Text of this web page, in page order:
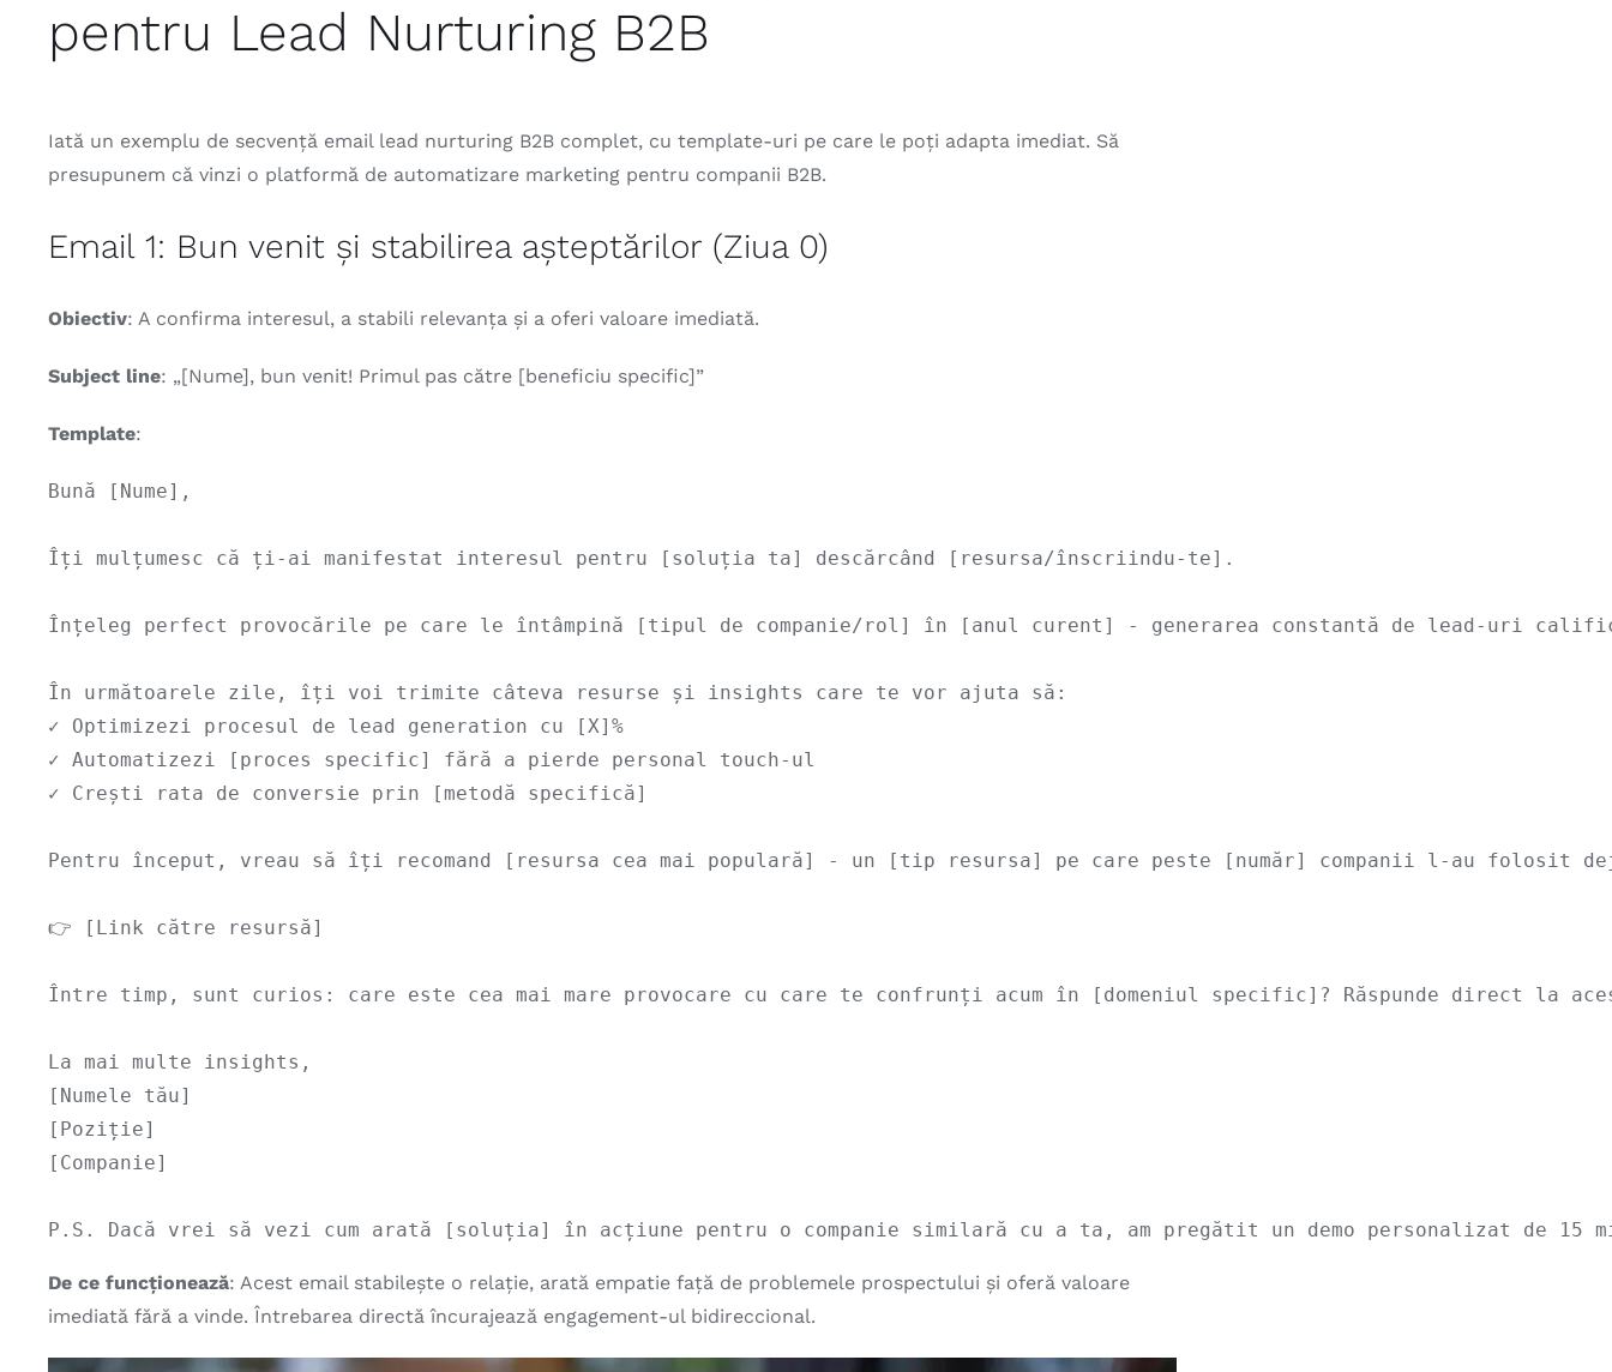
pentru Lead Nurturing B2B
Iată un exemplu de secvență email lead nurturing B2B complet, cu template-uri pe care le poți adapta imediat. Să
presupunem că vinzi o platformă de automatizare marketing pentru companii B2B.
Email 1: Bun venit și stabilirea așteptărilor (Ziua 0)
Obiectiv: A confirma interesul, a stabili relevanța și a oferi valoare imediată.
Subject line: „[Nume], bun venit! Primul pas către [beneficiu specific]”
Template:
Bună [Nume],
Îți mulțumesc că ți-ai manifestat interesul pentru [soluția ta] descărcând [resursa/înscriindu-te].
Înțeleg perfect provocările pe care le întâmpină [tipul de companie/rol] în [anul curent] - generarea constantă de lead-uri
În următoarele zile, îți voi trimite câteva resurse și insights care te vor ajuta să:
✓ Optimizezi procesul de lead generation cu [X]%
✓ Automatizezi [proces specific] fără a pierde personal touch-ul
✓ Crești rata de conversie prin [metodă specifică]
Pentru început, vreau să îți recomand [resursa cea mai populară] - un [tip resursa] pe care peste [număr] companii l-au folosit
👉 [Link către resursă]
Între timp, sunt curios: care este cea mai mare provocare cu care te confrunți acum în [domeniul specific]? Răspunde direct la
La mai multe insights,
[Numele tău]
[Poziție]
[Companie]
De ce funcționează: Acest email stabilește o relație, arată empatie față de problemele prospectului și oferă valoare
imediată fără a vinde. Întrebarea directă încurajează engagement-ul bidireccional.